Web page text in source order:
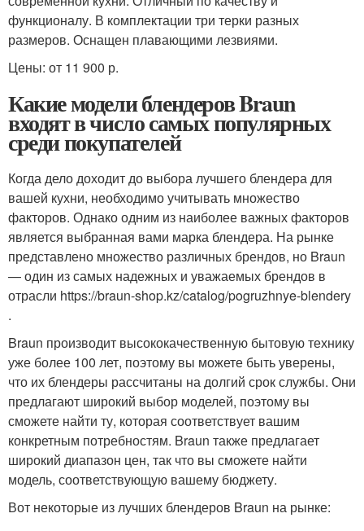
функционалу. В комплектации три терки разных
размеров. Оснащен плавающими лезвиями.
Цены: от 11 900 р.
Какие модели блендеров Braun
входят в число самых популярных
среди покупателей
Когда дело доходит до выбора лучшего блендера для
вашей кухни, необходимо учитывать множество
факторов. Однако одним из наиболее важных факторов
является выбранная вами марка блендера. На рынке
представлено множество различных брендов, но Braun
— один из самых надежных и уважаемых брендов в
отрасли https://braun-shop.kz/catalog/pogruzhnye-blendery
.
Braun производит высококачественную бытовую технику
уже более 100 лет, поэтому вы можете быть уверены,
что их блендеры рассчитаны на долгий срок службы. Они
предлагают широкий выбор моделей, поэтому вы
сможете найти ту, которая соответствует вашим
конкретным потребностям. Braun также предлагает
широкий диапазон цен, так что вы сможете найти
модель, соответствующую вашему бюджету.
Вот некоторые из лучших блендеров Braun на рынке: